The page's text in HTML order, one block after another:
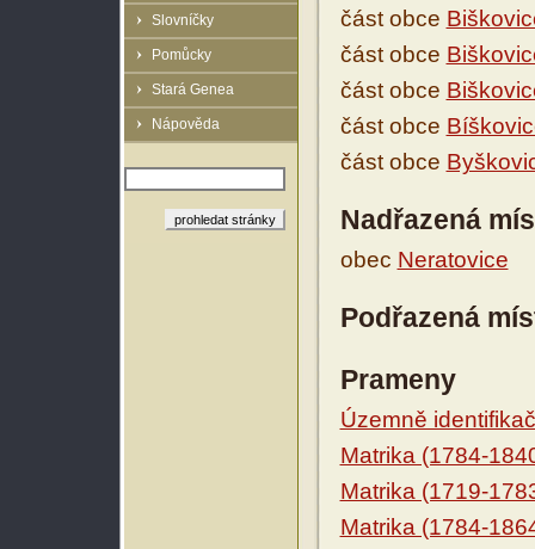
Slovníčky
Pomůcky
Stará Genea
Nápověda
část obce
část obce
část obce
část obce
část obce
Nadřazená
obec Neratovice
Podřazená
Prameny
Územně
Matrika (1784-
Matrika (1719-
Matrika (1784-